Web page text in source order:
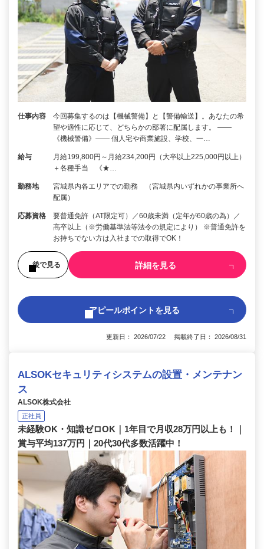
仕事内容
今回募集するのは【機械警備】と【警備輸送】。あなたの希
望や適性に応じて、どちらかの部署に配属します。 ――
《機械警備》―― 個人宅や商業施設、学校、一…
給与
月給199,800円～月給234,200円（大卒以上225,000円以上）
＋各種手当 《★…
勤務地
宮城県内各エリアでの勤務 （宮城県内いずれかの事業所へ
配属）
応募資格
要普通免許（AT限定可）／60歳未満（定年が60歳の為）／
高卒以上（※労働基準法等法令の規定により） ※普通免許を
お持ちでない方は入社までの取得でOK！
後で見る 詳細を見る
アピールポイントを見る
更新日： 2026/07/22 掲載終了日： 2026/08/31
ALSOKセキュリティシステムの設置・メンテナン
ス
ALSOK株式会社
正社員
未経験OK・知識ゼロOK｜1年目で月収28万円以上も！｜
賞与平均137万円｜20代30代多数活躍中！